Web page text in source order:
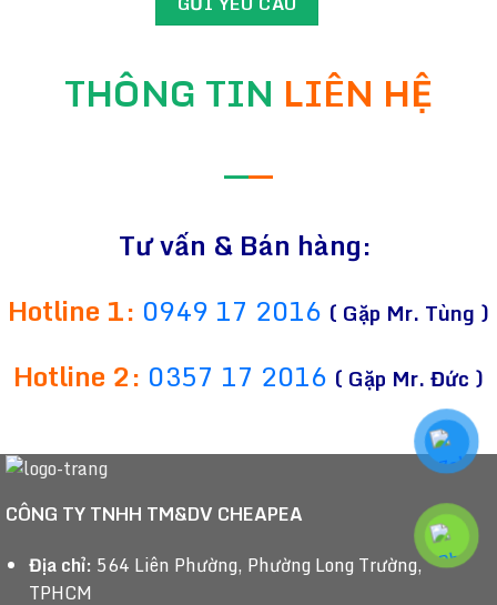
THÔNG TIN LIÊN HỆ
——
Tư vấn & Bán hàng:
Hotline 1: 0949 17 2016 ( Gặp Mr. Tùng )
Hotline 2: 0357 17 2016 ( Gặp Mr. Đức )
CÔNG TY TNHH TM&DV CHEAPEA
Địa chỉ: 564 Liên Phường, Phường Long Trường,
TPHCM